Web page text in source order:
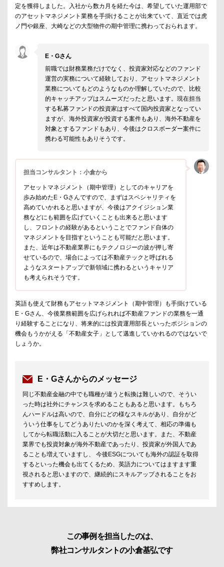
定を獲得しました。入社から数カ月を経た今は、希望していた運用部で
のアセットマネジメント業務を手掛けることが出来ていて、直近では虎
ノ門や銀座、大崎などの大型物件の期中管理に携わっておられます。
E・Gさん
前職では財務業務だけでなく、投資家対応などのファンド
運営の実務について経験しており、アセットマネジメント
業務についてもどのようなものか理解していたので、比較
的キャッチアップはスムーズだったと思います。現在担当
する私募ファンドの投資家はすべて国内投資家となってい
ますが、海外投資家が投資する案件もあり、海外不動産を
対象とするファンドもあり、今後はクロスボーダー案件に
携わる可能性もありそうです。
担当コンサルタント：小倉から
アセットマネジメント（期中管理）としてのキャリアを
歩み始めたE・Gさんですので、まずはスペシャリティを
高めていかれると思いますが、今後はアクイジション業
務などにも範囲を広げていくことも出来ると思います
し、フロントの経験があるということでファンド自体の
マネジメントを目指すということも可能だと思います。
また、近年は不動産業界にもテクノロジーの波が押し寄
せているので、場合によっては不動産テックと呼ばれる
ようなスタートアップで新領域に携わるというキャリア
も考えられそうです。
英語も使えて財務もアセットマネジメント（期中管理）も手掛けている
E・Gさん、今後業務範囲を広げられれば不動産ファンドの業務を一通
り経験することになり、将来的には投資運用部長といったポジションの
機会もうかがえる「不動産女子」として邁進していかれるのではないで
しょうか。
E・Gさんからのメッセージ
同じ不動産金融の中でも職種が違うと転換は難しいので、そうい
った時は社外にチャンスを求めることもあると思います。もちろ
んハードルは高いので、自分にどの様なスキルがあり、自分がど
ういう仕事をしてどうありたいのかを深く考えて、相応の準備も
してから転職活動に入ることが大切だと思います。また、不動産
業界でも投資対象が海外不動産であったり、投資家が外国人であ
ることも増えていますし、 今後ESGについても海外の認証を取得
するといった機会も出てくるため、英語力についてはますます重
視されると思いますので、継続的にスキルアップされることをお
すすめします。
この事例を担当したのは、
弊社コンサルタントの小倉基弘です